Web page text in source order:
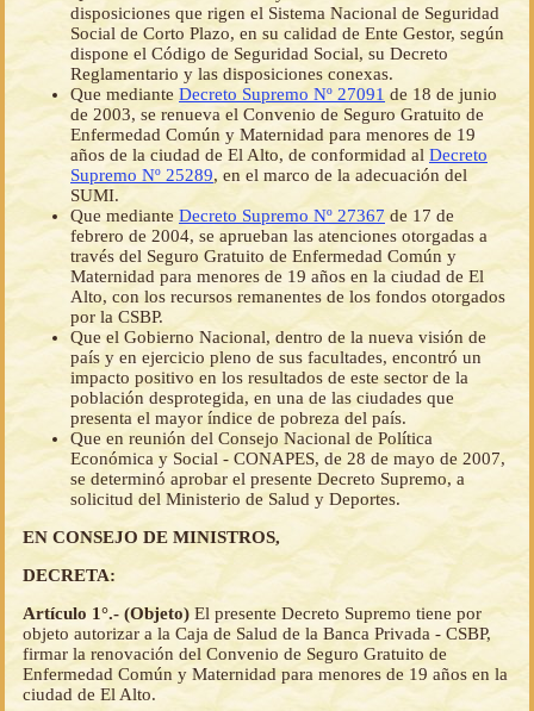
disposiciones que rigen el Sistema Nacional de Seguridad
Social de Corto Plazo, en su calidad de Ente Gestor, según
dispone el Código de Seguridad Social, su Decreto
Reglamentario y las disposiciones conexas.
Que medianteDecreto Supremo Nº 27091 de 18 de junio
de 2003, se renueva el Convenio de Seguro Gratuito de
Enfermedad Común y Maternidad para menores de 19
años de la ciudad de El Alto, de conformidad al Decreto
Supremo Nº 25289, en el marco de la adecuación del
SUMI.
Que mediante Decreto Supremo Nº 27367 de 17 de
febrero de 2004, se aprueban las atenciones otorgadas a
través del Seguro Gratuito de Enfermedad Común y
Maternidad para menores de 19 años en la ciudad de El
Alto, con los recursos remanentes de los fondos otorgados
por la CSBP.
Que el Gobierno Nacional, dentro de la nueva visión de
país y en ejercicio pleno de sus facultades, encontró un
impacto positivo en los resultados de este sector de la
población desprotegida, en una de las ciudades que
presenta el mayor índice de pobreza del país.
Que en reunión del Consejo Nacional de Política
Económica y Social - CONAPES, de 28 de mayo de 2007,
se determinó aprobar el presente Decreto Supremo, a
solicitud del Ministerio de Salud y Deportes.
EN CONSEJO DE MINISTROS,
DECRETA:
Artículo 1°.- (Objeto) El presente Decreto Supremo tiene por
objeto autorizar a la Caja de Salud de la Banca Privada - CSBP,
firmar la renovación del Convenio de Seguro Gratuito de
Enfermedad Común y Maternidad para menores de 19 años en la
ciudad de El Alto.